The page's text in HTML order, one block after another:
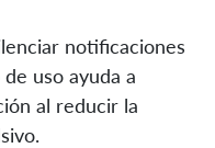
notificaciones
uso ayuda a
al reducir la